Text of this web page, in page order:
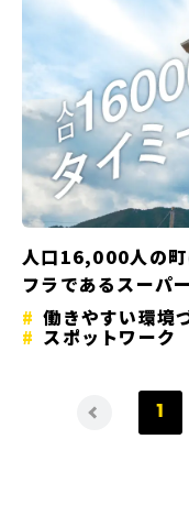
人口16,000人の町
フラであるスーパ
働きやすい環境
スポットワーク
1